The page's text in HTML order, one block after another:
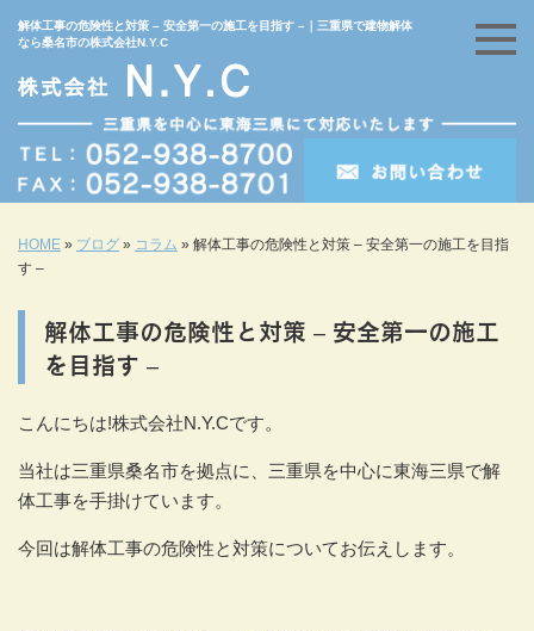
解体工事の危険性と対策 – 安全第一の施工を目指す –｜三重県で建物解体
なら桑名市の株式会社N.Y.C
HOME » ブログ » コラム » 解体工事の危険性と対策 – 安全第一の施工を目指
す –
解体工事の危険性と対策 – 安全第一の施工
を目指す –
こんにちは!株式会社N.Y.Cです。
当社は三重県桑名市を拠点に、三重県を中心に東海三県で解
体工事を手掛けています。
今回は解体工事の危険性と対策についてお伝えします。